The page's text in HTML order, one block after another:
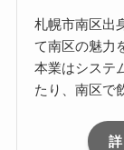
札幌市南区出
て南区の魅力
本業はシステ
たり、南区で